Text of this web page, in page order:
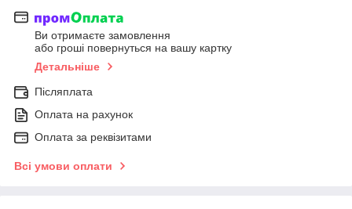
Ви отримаєте замовлення
або гроші повернуться на вашу картку
Детальніше
Післяплата
Оплата на рахунок
Оплата за реквізитами
Всі умови оплати